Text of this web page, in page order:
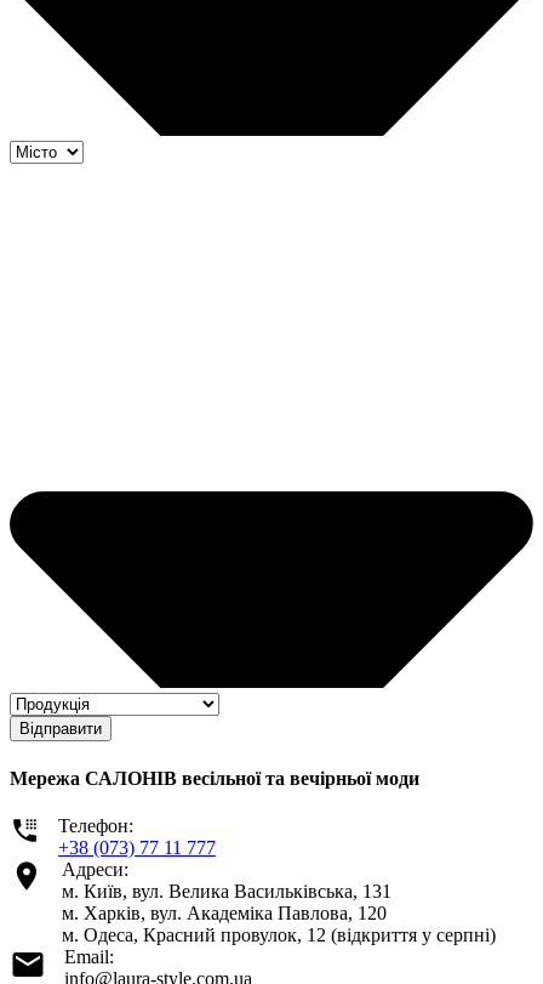
Відправити
Мережа САЛОНІВ весільної та вечірньої моди
Телефон:
+38 (073) 77 11 777
Адреси:
м. Київ, вул. Велика Васильківська, 131
м. Харків, вул. Академіка Павлова, 120
м. Одеса, Красний провулок, 12 (відкриття у серпні)
Email:
info@laura-style.com.ua